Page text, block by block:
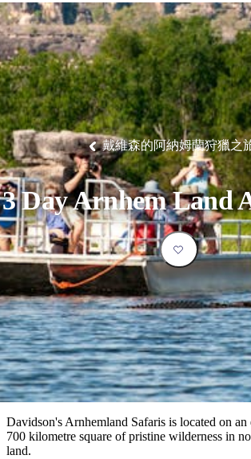
主
目
錄
必
訪
景
點
最
受
歡
迎
目
的
地
內
陸
和
戶
外
達
爾
文
愛
斯
泉
烏
魯
魯
卡
卡
杜
國
家
公
園
李
治
菲
特
國
家
公
園
瓦
塔
卡
國
家
公
園
提
維
群
島
東
阿
納
姆
地
馬
塔
蘭
卡
溫
泉
池
尼
特
米
魯
克
國
家
公
園
卡
魯
卡
魯
/
魔
鬼
大
理
石
保
護
區
馬
古
克
瀑
布
茨
奧
里
查
/
西
麥
克
唐
納
國
家
公
園
必
玩
活
動
體
驗
旅
客
類
型
推
薦
榜
單
住
民
文
化
體
驗
美
攻
略
節
慶
與
活
動
戶
外
和
探
險
自
然
和
野
生
動
植
物
歷
史
與
文
物
釣
魚
豪
華
旅
游
露
營
和
豪
華
野
營
自
駕
遊
規
劃
和
預
訂
實
用
資
訊
住
宿
覽
團
租
車
和
交
通
工
具
戴維森的阿納姆蘭狩獵之
3 Day Arnhem Land
Davidson's Arnhemland Safaris is located on an
700 kilometre square of pristine wilderness in
land.